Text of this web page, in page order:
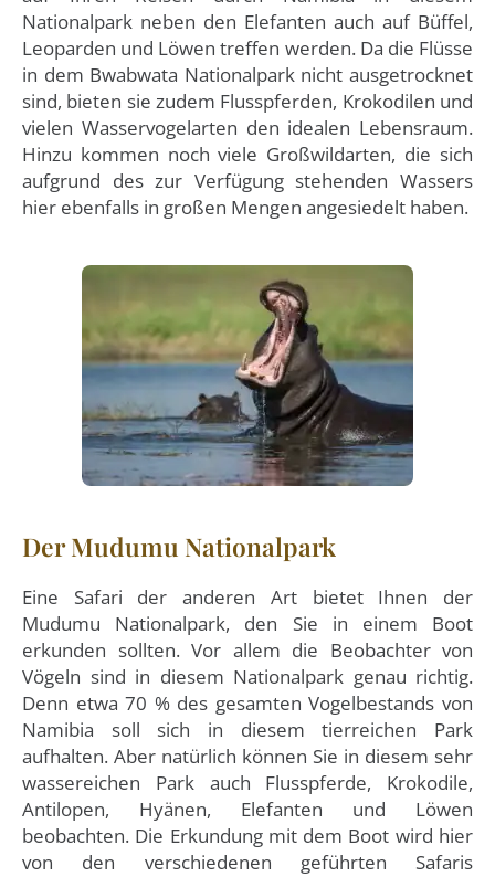
Nationalpark neben den Elefanten auch auf Büffel,
Leoparden und Löwen treffen werden. Da die Flüsse
in dem Bwabwata Nationalpark nicht ausgetrocknet
sind, bieten sie zudem Flusspferden, Krokodilen und
vielen Wasservogelarten den idealen Lebensraum.
Hinzu kommen noch viele Großwildarten, die sich
aufgrund des zur Verfügung stehenden Wassers
hier ebenfalls in großen Mengen angesiedelt haben.
Der Mudumu Nationalpark
Eine Safari der anderen Art bietet Ihnen der
Mudumu Nationalpark, den Sie in einem Boot
erkunden sollten. Vor allem die Beobachter von
Vögeln sind in diesem Nationalpark genau richtig.
Denn etwa 70 % des gesamten Vogelbestands von
Namibia soll sich in diesem tierreichen Park
aufhalten. Aber natürlich können Sie in diesem sehr
wassereichen Park auch Flusspferde, Krokodile,
Antilopen, Hyänen, Elefanten und Löwen
beobachten. Die Erkundung mit dem Boot wird hier
von den verschiedenen geführten Safaris